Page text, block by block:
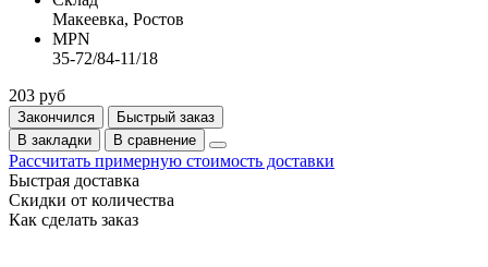
Макеевка, Ростов
MPN
35-72/84-11/18
203 руб
Закончился
Быстрый заказ
В закладки
В сравнение
Рассчитать примерную стоимость доставки
Быстрая доставка
Скидки от количества
Как сделать заказ